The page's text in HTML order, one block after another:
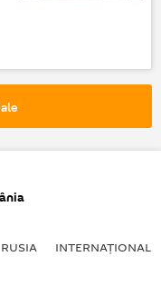
România
RUSIA INTERNAŢIONAL